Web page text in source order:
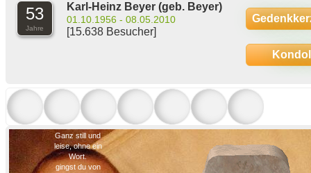
53
Jahre
Karl-Heinz Beyer (geb. Beyer)
01.10.1956 - 08.05.2010
[15.638 Besucher]
Ganz still und
leise, ohne ein
Wort.
gingst du von